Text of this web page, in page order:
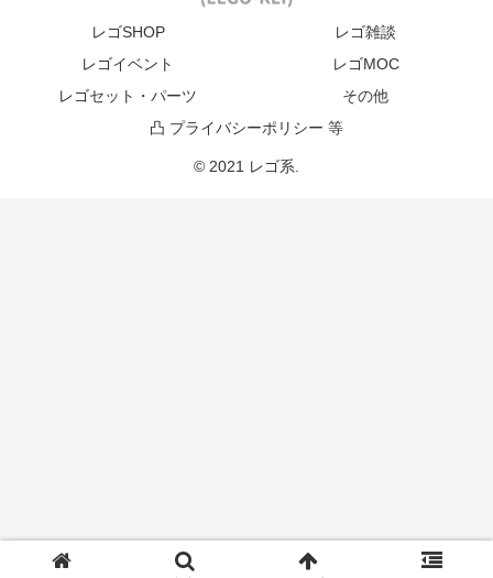
レゴSHOP
レゴ雑談
レゴイベント
レゴMOC
レゴセット・パーツ
その他
凸 プライバシーポリシー 等
© 2021 レゴ系.